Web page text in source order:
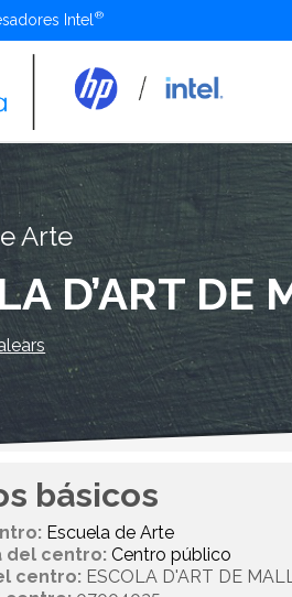
Intel
Arte
D’ART DE
básicos
Escuela de Arte
del centro: Centro público
centro: ESCOLA D'ART DE